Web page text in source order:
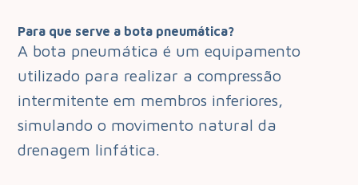
Para que serve a bota pneumática?
A bota pneumática é um equipamento
utilizado para realizar a compressão
intermitente em membros inferiores,
simulando o movimento natural da
drenagem linfática.